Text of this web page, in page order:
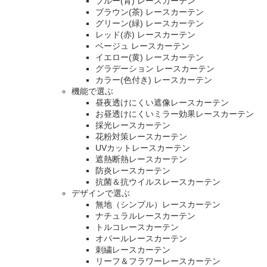
ブラウン(茶) レースカーテン
グリーン(緑) レースカーテン
レッド(赤) レースカーテン
ベージュ レースカーテン
イエロー(黄) レースカーテン
グラデーション レースカーテン
カラー(色付き) レースカーテン
機能で選ぶ
昼夜透けにくい遮像レースカーテン
お昼透けにくいミラー効果レースカーテン
採光レースカーテン
花粉対策レースカーテン
UVカットレースカーテン
遮熱断熱レースカーテン
防炎レースカーテン
抗菌＆抗ウイルスレースカーテン
デザインで選ぶ
無地（シンプル）レースカーテン
ナチュラルレースカーテン
トルコレースカーテン
オパールレースカーテン
刺繍レースカーテン
リーフ＆フラワーレースカーテン